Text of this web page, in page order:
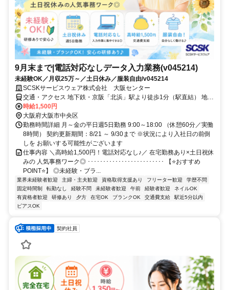
9月末まで|電話対応なしデータ入力業務(v045214)
未経験OK／月収25万～／土日休み／服装自由/v045214
SCSKサービスウェア株式会社 大阪センター
交通・アクセス 地下鉄・京阪「北浜」駅より徒歩1分（駅直結） 地下
鉄「淀屋橋」駅より徒歩７分（地下道直結）
時給1,500円
大阪府大阪市中央区
勤務時間詳細 月～金の平日週5日勤務 9:00～18:00 （休憩60分／実働
8時間） 契約更新期間：8/21 ～ 9/30まで ※状況により入社日の前倒
しを お願いする可能性がございます
仕事内容 ＼高時給1,500円！電話対応なし♪／ 在宅勤務あり×土日祝休
みの 人気事務ワーク◎ ･････････････････････････ 【⭐️おすすめ
POINT⭐️】 ◎未経験・ブラ...
業界未経験者歓迎 主婦・主夫歓迎 資格取得支援あり フリーター歓迎
学歴不問
固定時間制
転勤なし 経験不問 未経験者歓迎 午前 経験者歓迎
ネイルOK
有資格者歓迎
研修あり 夕方 在宅OK ブランクOK 交通費支給
駅近5分以内
ピアスOK
契約社員